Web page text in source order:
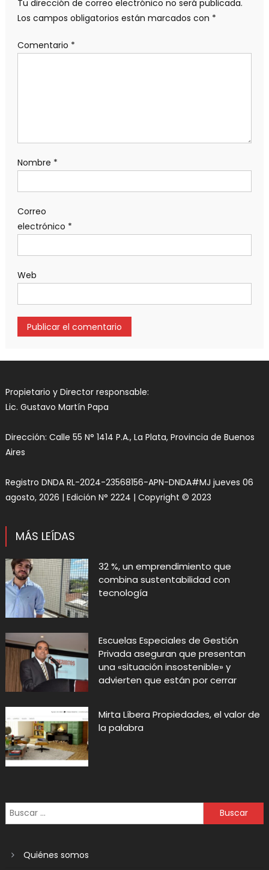
Tu dirección de correo electrónico no será publicada.
Los campos obligatorios están marcados con *
Comentario *
Nombre *
Correo
electrónico *
Web
Propietario y Director responsable:
Lic. Gustavo Martín Papa
Dirección: Calle 55 N° 1414 P.A., La Plata, Provincia de Buenos
Aires
Registro DNDA RL-2024-23568156-APN-DNDA#MJ jueves 06
agosto, 2026 | Edición N° 2224 | Copyright © 2023
MÁS LEÍDAS
32 %, un emprendimiento que
combina sustentabilidad con
tecnología
Escuelas Especiales de Gestión
Privada aseguran que presentan
una «situación insostenible» y
advierten que están por cerrar
Mirta Líbera Propiedades, el valor de
la palabra
Quiénes somos